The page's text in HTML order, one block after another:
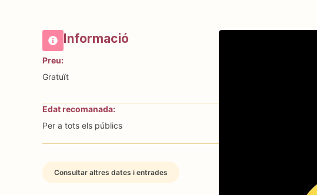
Informació
Preu:
Gratuït
Edat recomanada:
Per a tots els públics
Consultar altres dates i entrades